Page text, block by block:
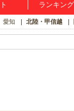
ランキング
愛知 北陸・甲信越